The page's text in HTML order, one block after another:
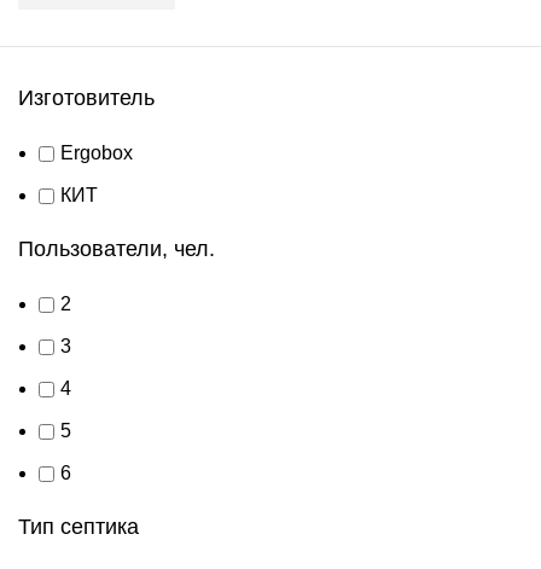
Изготовитель
Ergobox
КИТ
Пользователи, чел.
2
3
4
5
6
Тип септика